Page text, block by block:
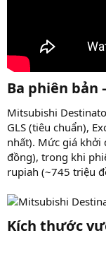
Ba phiên bản
Mitsubishi
GLS (tiêu chuẩn),
nhất). Mức giá
đồng), trong khi
rupiah (~745 triệu
Kích thước